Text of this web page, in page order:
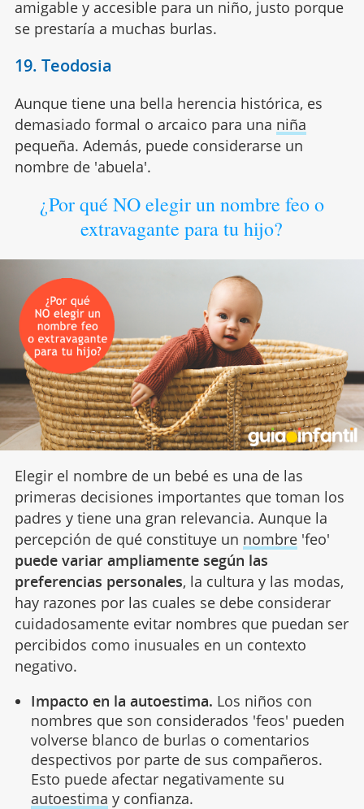
amigable y accesible para un niño, justo porque
se prestaría a muchas burlas.
19. Teodosia
Aunque tiene una bella herencia histórica, es
demasiado formal o arcaico para una niña
pequeña. Además, puede considerarse un
nombre de 'abuela'.
¿Por qué NO elegir un nombre feo o
extravagante para tu hijo?
Elegir el nombre de un bebé es una de las
primeras decisiones importantes que toman los
padres y tiene una gran relevancia. Aunque la
percepción de qué constituye un nombre'feo'
puede variar ampliamente según las
preferencias personales, la cultura y las modas,
hay razones por las cuales se debe considerar
cuidadosamente evitar nombres que puedan ser
percibidos como inusuales en un contexto
negativo.
Impacto en la autoestima. Los niños con
nombres que son considerados 'feos' pueden
volverse blanco de burlas o comentarios
despectivos por parte de sus compañeros.
Esto puede afectar negativamente su
autoestima y confianza.